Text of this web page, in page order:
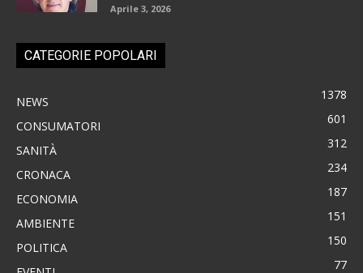
Aprile 3, 2026
CATEGORIE POPOLARI
NEWS 1378
CONSUMATORI 601
SANITÀ 312
CRONACA 234
ECONOMIA 187
AMBIENTE 151
POLITICA 150
77